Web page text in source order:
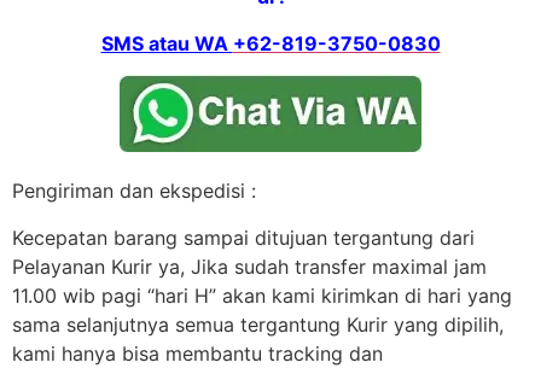
SMS atau WA +62-819-3750-0830
Pengiriman dan ekspedisi :
Kecepatan barang sampai ditujuan tergantung dari
Pelayanan Kurir ya, Jika sudah transfer maximal jam
11.00 wib pagi “hari H” akan kami kirimkan di hari yang
sama selanjutnya semua tergantung Kurir yang dipilih,
kami hanya bisa membantu tracking dan